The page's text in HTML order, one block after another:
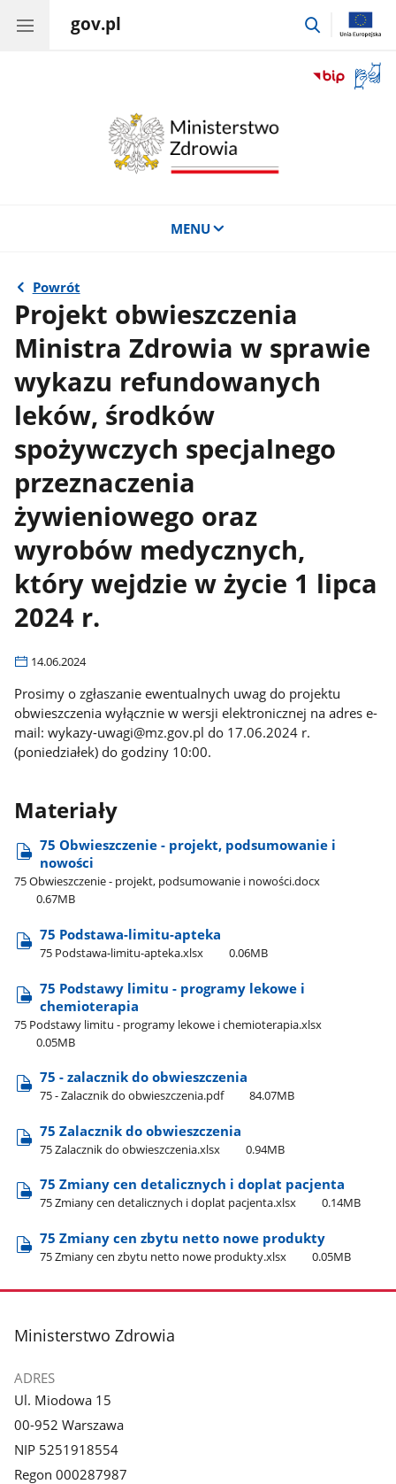
gov.pl
przejdź
okno
MENU
Powrót
Projekt obwieszczenia
Ministra Zdrowia w sprawie
wykazu refundowanych
leków, środków
spożywczych specjalnego
przeznaczenia
żywieniowego oraz
wyrobów medycznych,
który wejdzie w życie 1 lipca
2024 r.
14.06.2024
Prosimy o zgłaszanie ewentualnych uwag do projektu
obwieszczenia wyłącznie w wersji elektronicznej na adres e-
mail: wykazy-uwagi@mz.gov.pl do 17.06.2024 r.
(poniedziałek) do godziny 10:00.
Materiały
75 Obwieszczenie - projekt, podsumowanie i
nowości
75 Obwieszczenie - projekt, podsumowanie i nowości.docx
0.67MB
75 Podstawa-limitu-apteka
75 Podstawa-limitu-apteka.xlsx 0.06MB
75 Podstawy limitu - programy lekowe i
chemioterapia
75 Podstawy limitu - programy lekowe i chemioterapia.xlsx
0.05MB
75 - zalacznik do obwieszczenia
75 - Zalacznik do obwieszczenia.pdf 84.07MB
75 Zalacznik do obwieszczenia
75 Zalacznik do obwieszczenia.xlsx 0.94MB
75 Zmiany cen detalicznych i doplat pacjenta
75 Zmiany cen detalicznych i doplat pacjenta.xlsx 0.14MB
75 Zmiany cen zbytu netto nowe produkty
75 Zmiany cen zbytu netto nowe produkty.xlsx 0.05MB
stopka
Ministerstwo Zdrowia
ADRES
Ul. Miodowa 15
00-952 Warszawa
NIP 5251918554
Regon 000287987